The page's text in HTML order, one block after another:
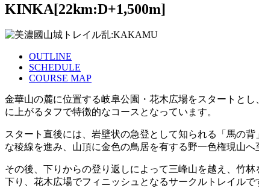
KINKA[22km:D+1,500m]
OUTLINE
SCHEDULE
COURSE MAP
金華山の麓に位置する岐阜公園・花木広場をスタートと
に上がるタフで特徴的なコースとなっています。
スタート直後には、岩壁状の急登として知られる「馬の
な稜線を進み、山頂に金色の鳥居を有する野一色権現山へ
その後、下りからの登り返しによって三峰山を越え、竹
下り、花木広場でフィニッシュとなるサークルトレイルで